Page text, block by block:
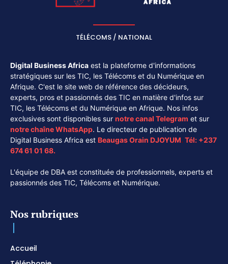
TÉLÉCOMS / NATIONAL
Digital Business Africa est la plateforme d'informations
stratégiques sur les TIC, les Télécoms et du Numérique en
Afrique. C'est le site web de référence des décideurs,
experts, pros et passionnés des TIC en matière d'infos sur
TIC, les Télécoms et du Numérique en Afrique. Nos infos
exclusives sont disponibles sur notre canal Telegram et sur
notre chaîneWhatsApp. Le directeur de publication de
Digital Business Africa est Beaugas Orain DJOYUM. Tél: +237
674 61 01 68.
L'équipe de DBA est constituée de professionnels, experts et
passionnés des TIC, Télécoms et Numérique.
Nos rubriques
Accueil